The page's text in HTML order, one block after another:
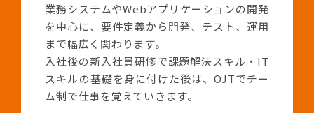
業務システムやWebアプリケーションの開発
を中心に、要件定義から開発、テスト、運用
まで幅広く関わります。
入社後の新入社員研修で課題解決スキル・IT
スキルの基礎を身に付けた後は、OJTでチー
ム制で仕事を覚えていきます。